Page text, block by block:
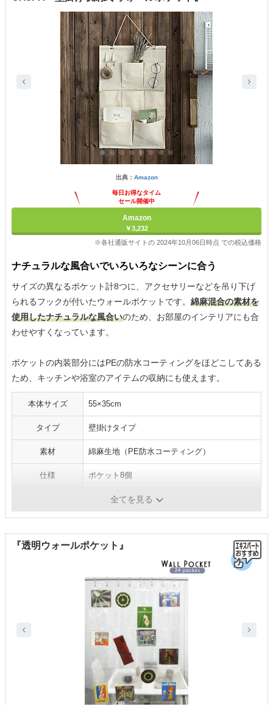
出典： Amazon
毎日お得なタイム
セール開催中
Amazon
￥3,232
※各社通販サイトの 2024年10月06日時点 での税込価格
ナチュラルな風合いでいろいろなシーンに合う
サイズの異なるポケット計8つに、アクセサリーなどを吊り下げ
られるフックが付いたウォールポケットです。 綿麻混合の素材を
使用したナチュラルな風合いのため、お部屋のインテリアにも合
わせやすくなっています。
ポケットの内装部分にはPEの防水コーティングをほどこしてある
ため、キッチンや浴室のアイテムの収納にも使えます。
本体サイズ 55×35cm
タイプ 壁掛けタイプ
素材 綿麻生地（PE防水コーティング）
仕様 ポケット8個
全てを見る
『透明ウォールポケット』